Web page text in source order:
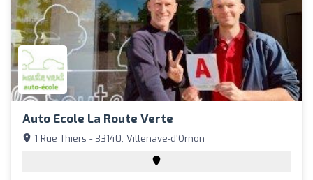
Auto Ecole La Route Verte
1 Rue Thiers - 33140, Villenave-d'Ornon